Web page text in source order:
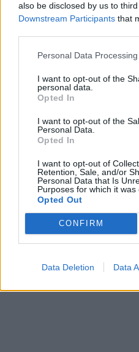
also be disclosed by us to
Downstream Participants that
Personal Data
I want to opt-out of the
personal data.
Opted In
I want to opt-out of the
Personal Data.
Opted In
I want to opt-out of
Retention, Sale, and/or
Personal Data that Is
Purposes for which it was
Opted Out
CONFIRM
Data Deletion Data